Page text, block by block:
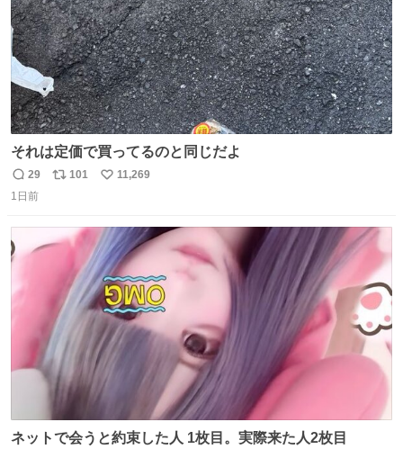
それは定価で買ってるのと同じだよ
返
信
29
リ
ト
101
い
数
11,269
1日前
ネットで会うと約束した人 1枚目。実際来た人2枚目